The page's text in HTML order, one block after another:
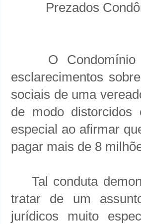
Prezados
O
esclarecimentos
sociais de uma
de modo
especial ao afirmar
pagar mais de 8
Tal conduta
tratar de um
jurídicos muito